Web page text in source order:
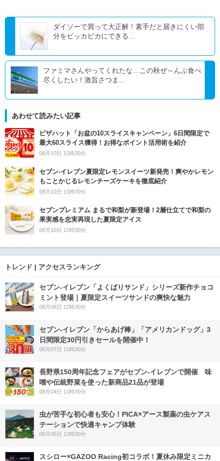
ダイソーで買って大正解！素手だと届きにくい部
分をピッカピカにできる...
ファミマさんやってくれたな…この秋ぜ～んぶ食べ
尽くしたい！激旨さつま...
あわせて読みたい記事
ピザハット「お盆の10スライスキャンペーン」6日間限定で
最大60スライス獲得！お得なポイント活用術を紹介
08月10日 11時30分
セブン‐イレブン夏限定レモンスイーツ新発売！爽やかレモン
もことかじるレモンチーズケーキを徹底紹介
08月10日 11時30分
セブンプレミアム まるで和梨が新登場！2層仕立てで和梨の
果実感を忠実再現した夏限定アイス
08月10日 11時30分
トレンド | アクセスランキング
セブン‐イレブン「よくばりサンド」シリーズ新作チョコ
ミント登場｜夏限定スイーツサンドの爽快な魅力
08月06日 11時30分
セブン‐イレブン「からあげ棒」「アメリカンドッグ」3
日間限定30円引きセールを開催中！
08月07日 11時30分
長野県150周年記念フェアがセブン-イレブンで開催 味
噌や伝統野菜を使った新商品21品が登場
08月04日 11時30分
虫が苦手な初心者も安心！PICA×アース製薬の虫ケアス
テーションで快適キャンプ体験
08月05日 11時30分
スシロー×GAZOO Racing初コラボ！夏休み限定ミニカ